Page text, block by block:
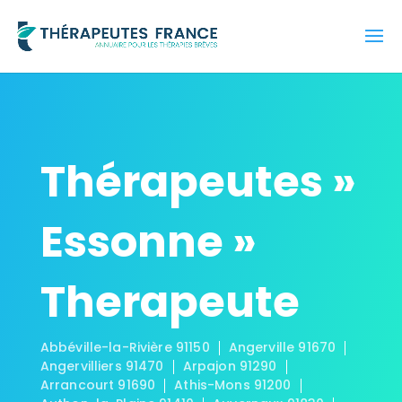
Thérapeutes »
Essonne »
Therapeute
Abbéville-la-Rivière 91150
Angerville 91670
Angervilliers 91470
Arpajon 91290
Arrancourt 91690
Athis-Mons 91200